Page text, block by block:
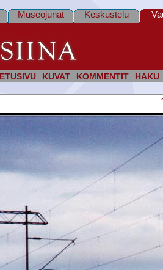
ETUSIVU KUVAT KOMMENTIT HAKU
Museojunat Keskustelu